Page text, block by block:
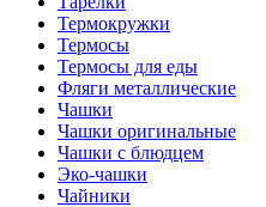
Термокружки
Термосы
Термосы для еды
Фляги металлические
Чашки
Чашки оригинальные
Чашки с блюдцем
Эко-чашки
Чайники